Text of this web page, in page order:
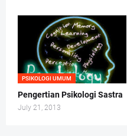
PSIKOLOGI UMUM
Pengertian Psikologi Sastra
July 21, 2013